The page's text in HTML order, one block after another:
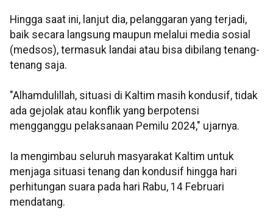
Hingga saat ini, lanjut dia, pelanggaran yang terjadi,
baik secara langsung maupun melalui media sosial
(medsos), termasuk landai atau bisa dibilang tenang-
tenang saja.
"Alhamdulillah, situasi di Kaltim masih kondusif, tidak
ada gejolak atau konflik yang berpotensi
mengganggu pelaksanaan Pemilu 2024," ujarnya.
Ia mengimbau seluruh masyarakat Kaltim untuk
menjaga situasi tenang dan kondusif hingga hari
perhitungan suara pada hari Rabu, 14 Februari
mendatang.